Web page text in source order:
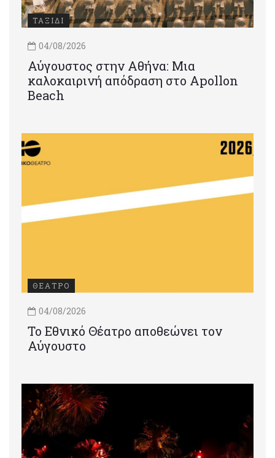
ΤΑΞΙΔΙ
04/08/2026
Αύγουστος στην Αθήνα: Μια
καλοκαιρινή απόδραση στο Apollon
Beach
ΘΕΑΤΡΟ
04/08/2026
Το Εθνικό Θέατρο αποθεώνει τον
Αύγουστο